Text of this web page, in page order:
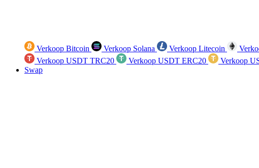
Verkoop Bitcoin Verkoop Solana Verkoop Litecoin
Verkoop USDT TRC20
Verkoop USDT ERC20 Verkoop
Swap